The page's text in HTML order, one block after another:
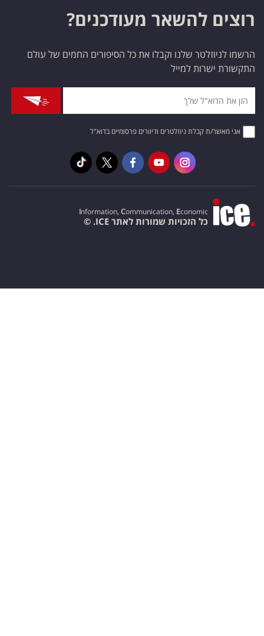
רוצים להשאר מעודכנים?
הרשמו לניוזלטר שלנו וקבלו את כל הסיפורים החמים של עולם
התקשורת ישרות למייל
אני מאשר/ת קבלת ניוזלטרים ודיוורים פרסומיים בדוא"ל
Information, Communication, Economic
כל הזכויות שמורות לאתר ICE. ©